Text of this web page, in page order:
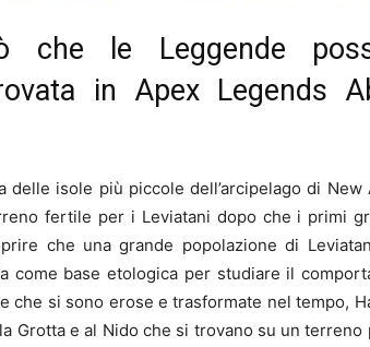
che le Leggende
in Apex Legends
delle isole più piccole dell’arcipelago di New
fertile per i Leviatani dopo che i primi
che una grande popolazione di
come base etologica per studiare il
che si sono erose e trasformate nel tempo,
Grotta e al Nido che si trovano su un terreno